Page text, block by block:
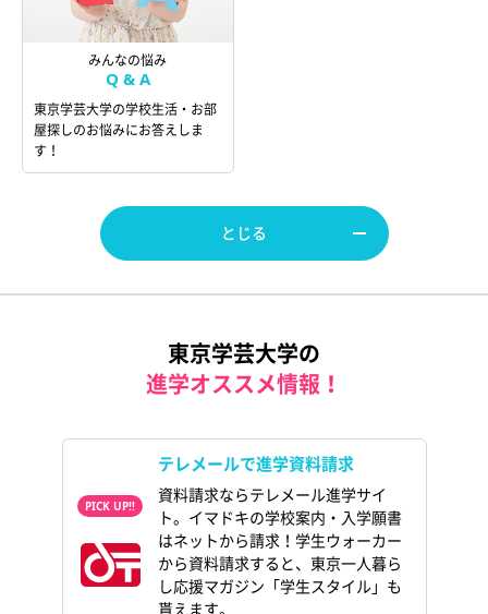
みんなの悩み
Q & A
東京学芸大学の学校生活・お部
屋探しのお悩みにお答えしま
す！
とじる
東京学芸大学の
進学オススメ情報！
テレメールで進学資料請求
資料請求ならテレメール進学サイ
ト。イマドキの学校案内・入学願書
はネットから請求！学生ウォーカー
から資料請求すると、東京一人暮ら
し応援マガジン「学生スタイル」も
貰えます。